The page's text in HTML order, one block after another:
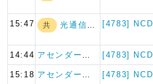
15:47 共 光通信(株) [4783] NCD
14:44 [4783] NCD
15:18 [4783] NCD